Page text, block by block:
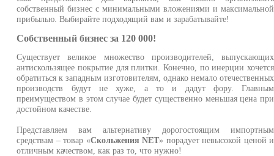
собственный бизнес с минимальными вложениями и максимальной
прибылью. Выбирайте подходящий вам и зарабатывайте!
Собственный бизнес за 120 000!
Существует великое множество производителей, выпускающих
антискользящее покрытие для плитки. Конечно, по инерции хочется
обратиться к западным изготовителям, однако немало отечественных
производств будут не хуже, а то и дадут фору. Главным
преимуществом в этом случае будет существенно меньшая цена при
достойном качестве.
Представляем вам альтернативу дорогостоящим импортным
средствам – товар «Скольжения NET» порадует невысокой ценой и
отличным качеством, как раз то, что нужно!